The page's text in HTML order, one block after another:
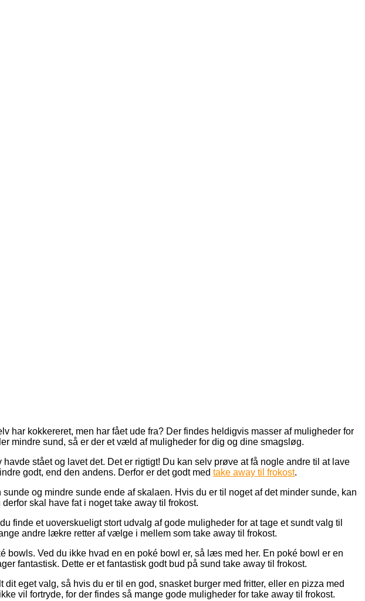
kokkereret, men har fået ude fra? Der findes heldigvis masser af muligheder for
mindre sund, så er der et væld af muligheder for dig og dine smagsløg.
stået og lavet det. Det er rigtigt! Du kan selv prøve at få nogle andre til at lave
godt, end den andens. Derfor er det godt med take away til frokost.
og mindre sunde ende af skalaen. Hvis du er til noget af det minder sunde, kan
skal have fat i noget take away til frokost.
finde et uoverskueligt stort udvalg af gode muligheder for at tage et sundt valg til
andre lækre retter af vælge i mellem som take away til frokost.
Ved du ikke hvad en en poké bowl er, så læs med her. En poké bowl er en
fantastisk. Dette er et fantastisk godt bud på sund take away til frokost.
eget valg, så hvis du er til en god, snasket burger med fritter, eller en pizza med
vil fortryde, for der findes så mange gode muligheder for take away til frokost.